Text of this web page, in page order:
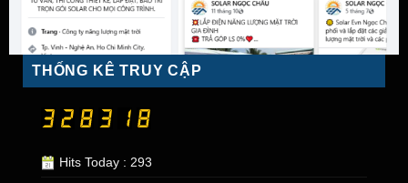
THỐNG KÊ TRUY CẬP
Hits Today : 293